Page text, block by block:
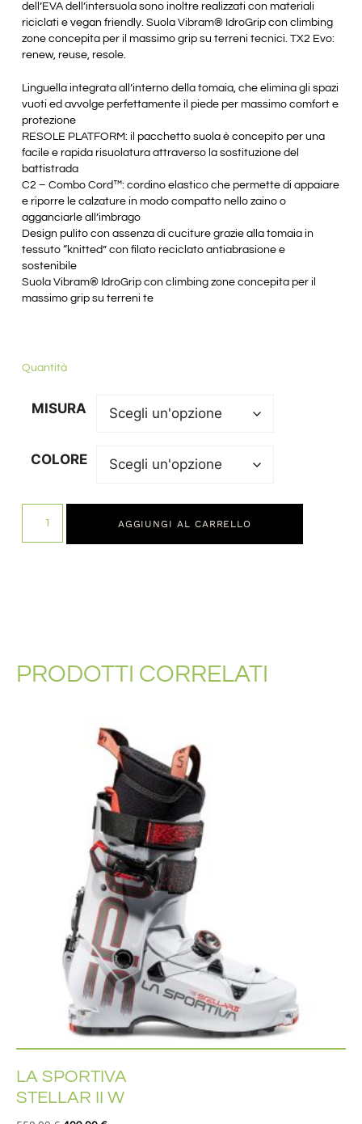
dell’EVA dell’intersuola sono inoltre realizzati con materiali
riciclati e vegan friendly. Suola Vibram® IdroGrip con climbing
zone concepita per il massimo grip su terreni tecnici. TX2 Evo:
renew, reuse, resole.
Linguella integrata all’interno della tomaia, che elimina gli spazi
vuoti ed avvolge perfettamente il piede per massimo comfort e
protezione
RESOLE PLATFORM: il pacchetto suola è concepito per una
facile e rapida risuolatura attraverso la sostituzione del
battistrada
C2 – Combo Cord™: cordino elastico che permette di appaiare
e riporre le calzature in modo compatto nello zaino o
agganciarle all’imbrago
Design pulito con assenza di cuciture grazie alla tomaia in
tessuto “knitted” con filato reciclato antiabrasione e
sostenibile
Suola Vibram® IdroGrip con climbing zone concepita per il
massimo grip su terreni te
Quantità
MISURA
COLORE
AGGIUNGI AL CARRELLO
PRODOTTI CORRELATI
LA SPORTIVA
STELLAR II W